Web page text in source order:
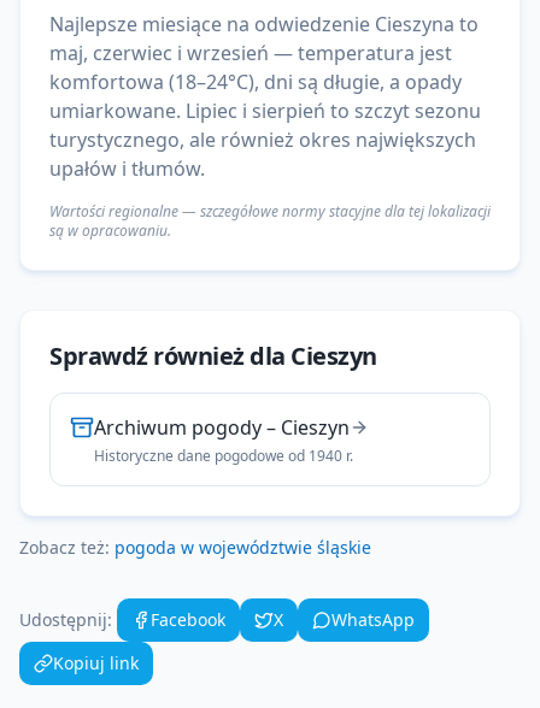
Najlepsze miesiące na odwiedzenie Cieszyna to
maj, czerwiec i wrzesień — temperatura jest
komfortowa (18–24°C), dni są długie, a opady
umiarkowane. Lipiec i sierpień to szczyt sezonu
turystycznego, ale również okres największych
upałów i tłumów.
Wartości regionalne — szczegółowe normy stacyjne dla tej lokalizacji
są w opracowaniu.
Sprawdź również dla Cieszyn
Archiwum pogody– Cieszyn
Historyczne dane pogodowe od 1940 r.
Zobacz też: pogoda w województwie śląskie
Udostępnij: Facebook X
WhatsApp
Kopiuj link